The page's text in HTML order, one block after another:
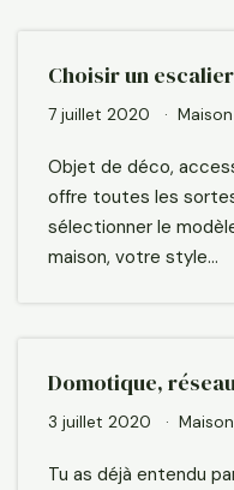
Choisir un
7 juillet 2020 Maison
Objet de déco,
offre toutes les
sélectionner le
maison, votre style…
Domotique,
3 juillet 2020 Maison
Tu as déjà entendu